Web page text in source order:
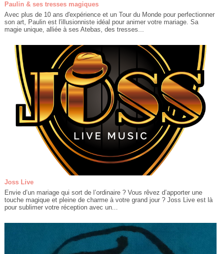
Paulin & ses tresses magiques
Avec plus de 10 ans d'expérience et un Tour du Monde pour perfectionner
son art, Paulin est l'illusionniste idéal pour animer votre mariage. Sa
magie unique, alliée à ses Atebas, des tresses...
Joss Live
Envie d’un mariage qui sort de l’ordinaire ? Vous rêvez d’apporter une
touche magique et pleine de charme à votre grand jour ? Joss Live est là
pour sublimer votre réception avec un...